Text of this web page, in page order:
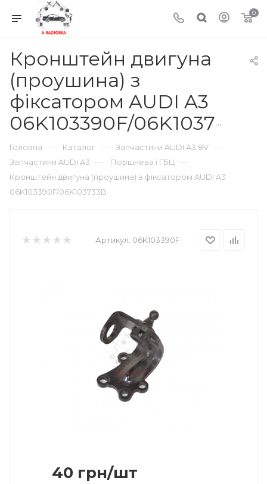
0
Кронштейн двигуна
(проушина) з
фіксатором AUDI A3
06K103390F/06K103733B
Головна — Каталог — Запчастини AUDI A3 8V —
Запчастини AUDI A3 — Поршнева і ГБЦ —
Кронштейн двигуна (проушина) з фіксатором AUDI A3
06K103390F/06K103733B
Артикул: 06K103390F
40 грн/шт